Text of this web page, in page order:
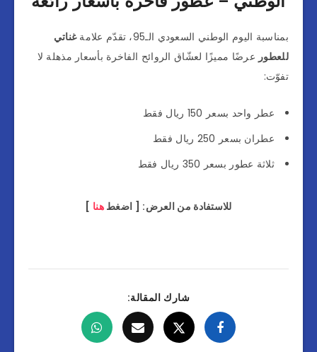
بمناسبة اليوم الوطني السعودي الـ95، تقدّم علامة
غناتي
للعطور عرضًا مميزًا لعشّاق الروائح الفاخرة بأسعار مذهلة لا
تفوّت:
عطر واحد بسعر 150 ريال فقط
عطران بسعر 250 ريال فقط
ثلاثة عطور بسعر 350 ريال فقط
للاستفادة من العرض: [ اضغطهنا ]
شارك المقالة: